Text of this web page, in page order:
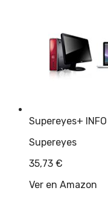
Supereyes+ INFO
Supereyes
35,73 €
Ver en Amazon